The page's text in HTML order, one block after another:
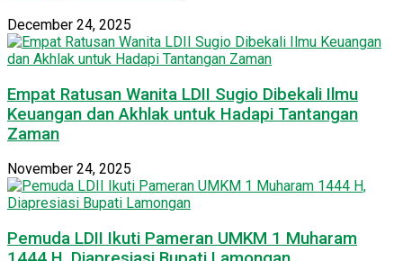
December 24, 2025
Empat Ratusan Wanita LDII Sugio Dibekali Ilmu
Keuangan dan Akhlak untuk Hadapi Tantangan
Zaman
November 24, 2025
Pemuda LDII Ikuti Pameran UMKM 1 Muharam